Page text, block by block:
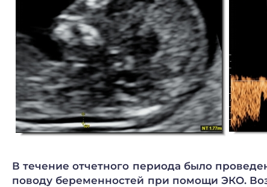
В течение отчетного периода было
поводу беременностей при помощи ЭКО.